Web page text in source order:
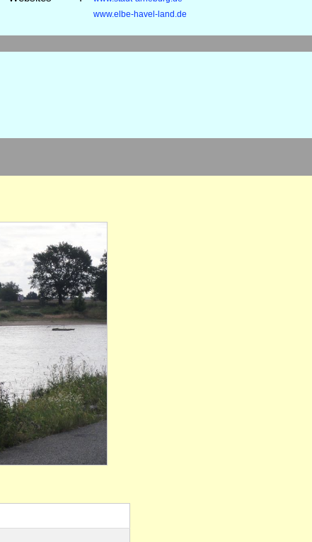
www.elbe-havel-land.de